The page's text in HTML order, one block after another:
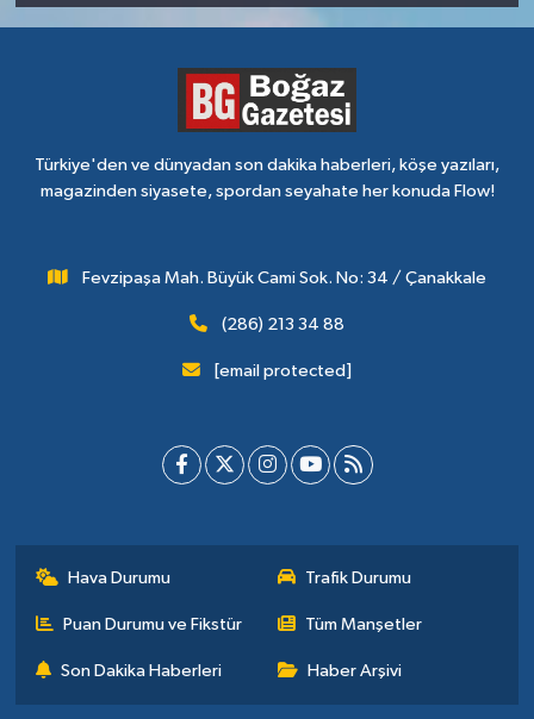
Türkiye'den ve dünyadan son dakika haberleri, köşe yazıları,
magazinden siyasete, spordan seyahate her konuda Flow!
Fevzipaşa Mah. Büyük Cami Sok. No: 34 / Çanakkale
(286) 213 34 88
[email protected]
Hava Durumu Trafik Durumu
Puan Durumu ve Fikstür Tüm Manşetler
Son Dakika Haberleri Haber Arşivi